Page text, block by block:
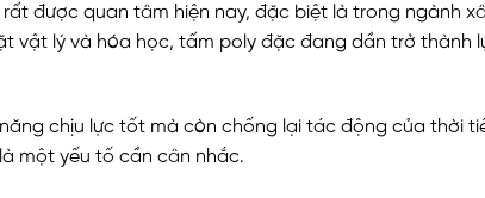
rất được quan tâm hiện nay, đặc biệt là trong ngành
vật lý và hóa học, tấm poly đặc đang dần trở thành
năng chịu lực tốt mà còn chống lại tác động của thời
một yếu tố cần cân nhắc.